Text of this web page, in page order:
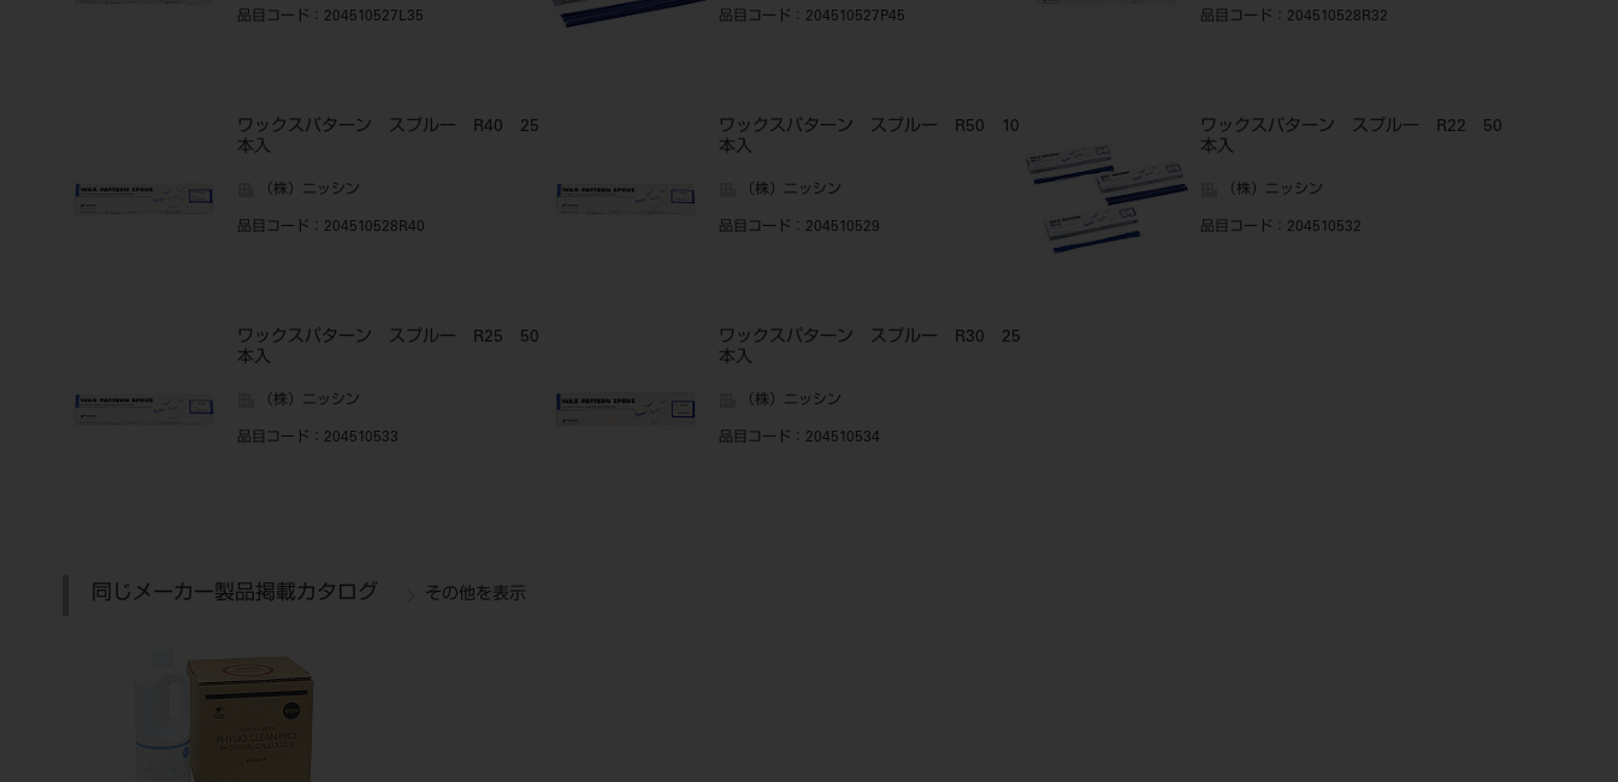
品目コード ：204510527L35 品目コード ：204510527P45 品目コード ：204510528R32
ワックスパターン スプルー R40 25
本入
（株）ニッシン
品目コード ：204510528R40
ワックスパターン スプルー R50 10
本入
（株）ニッシン
品目コード ：204510529
ワックスパターン スプルー R22 50
本入
（株）ニッシン
品目コード ：204510532
ワックスパターン スプルー R25 50
本入
（株）ニッシン
品目コード ：204510533
ワックスパターン スプルー R30 25
本入
（株）ニッシン
品目コード ：204510534
同じメーカー製品掲載カタログ その他を表示